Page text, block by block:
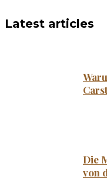
Latest articles
Die
von